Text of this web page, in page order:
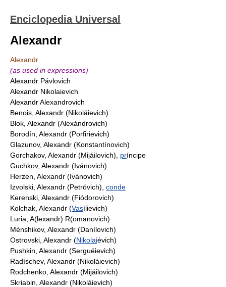
Enciclopedia Universal
Alexandr
Alexandr
(as used in expressions)
Alexandr Pávlovich
Alexandr Nikolaievich
Alexandr Alexandrovich
Benois, Alexandr (Nikoláievich)
Blok, Alexandr (Alexándrovich)
Borodín, Alexandr (Porfirievich)
Glazunov, Alexandr (Konstantínovich)
Gorchakov, Alexandr (Mijáilovich), príncipe
Guchkov, Alexandr (Ivánovich)
Herzen, Alexandr (Ivánovich)
Izvolski, Alexandr (Petróvich), conde
Kerenski, Alexandr (Fiódorovich)
Kolchak, Alexandr (Vasílievich)
Luria, A(lexandr) R(omanovich)
Ménshikov, Alexandr (Danílovich)
Ostrovski, Alexandr (Nikolaiévich)
Pushkin, Alexandr (Serguéievich)
Radíschev, Alexandr (Nikoláievich)
Rodchenko, Alexandr (Mijáilovich)
Skriabin, Alexandr (Nikoláievich)